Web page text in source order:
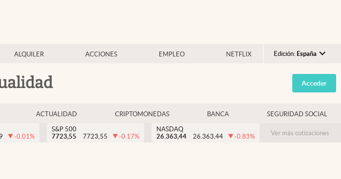
ALQUILER ACCIONES EMPLEO NETFLIX Edición: España
Argentina
España
USA
Colombia
Acceder
ACTUALIDAD CRIPTOMONEDAS BANCA SEGURIDAD SOCIAL
-0.01%
S&P 500
7723,55
7723,55 -0.17%
NASDAQ
26.363,44
26.363,44 -0.83% Ver más cotizaciones